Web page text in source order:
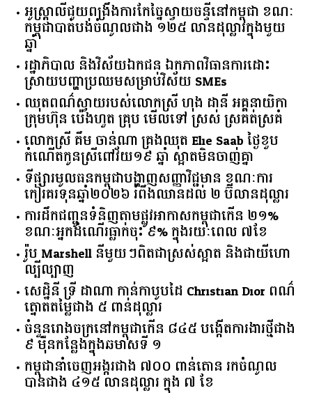
អូស្ត្រាលី​ជួយ​ពង្រឹង​ការ​កែច្នៃ​ស្វាយចន្ទី​នៅ​កម្ពុជា​ ​ខណៈ​
កម្ពុជា​បាត់បង់​ចំណូល​ជាង​ ​១២៥​ ​លាន​ដុល្លារ​ក្នុង​មួយ​
ឆ្នាំ​
រដ្ឋាភិបាល​ ​និង​វិស័យ​ឯកជន ​ឯកភាព​វិធានការ​ដោះ
ស្រាយ​បញ្ហា​ប្រឈម​​សម្រាប់​វិស័យ​ ​SMEs​
ឈុតពណ៌ស្វាយរបស់លោកស្រី ហុង ដានី អគ្គ​នាយិកា​
ក្រុមហ៊ុន ប៉េងហួត គ្រុប មើលទៅ ស្រស់ ស្រគត់ស្រគំ
លោកស្រី គឹម ចាន់ណា គ្រងឈុត Elie Saab ថ្ងៃខួប
កំណើតកូនស្រីពៅវ័យ១៩ ឆ្នាំ ស្អាតមិនចាញ់គ្នា
ទីផ្សារ​មូលធន​កម្ពុជា​បង្ហាញ​សញ្ញា​វិជ្ជមាន​ ​ខណៈ​ការ​
កៀរគរ​ទុន​ឆ្នាំ​២០២៦​ ​រំពឹង​ឈានដល់​ ​២​ ​ប៊ីលាន​ដុល្លារ​
ការដឹកជញ្ជូនទំនិញតាមផ្លូវអាកាសកម្ពុជាកើន ២១%
ខណៈអ្នកដំណើរធ្លាក់ចុះ ៩% ក្នុងរយៈពេល ៧ខែ
រ៉ូប Marshell នីមួយៗពិតជាស្រស់ស្អាត និងជាយីហោ
ល្បីល្បាញ
សេដ្ឋិនី ទ្រី ដាណា កាន់កាបូបដៃ Christian Dior ពណ៌
ត្នោតតម្លៃជាង ៥ ពាន់ដុល្លារ
ចំនួន​រោងចក្រ​នៅ​កម្ពុជា​កើន​ ​៨៤៥​ ​បង្កើត​ការងារ​ថ្មី​ជាង​
​៩​ ​ម៉ឺន​កន្លែង​ក្នុង​ឆមាស​ទី ​១​
កម្ពុជានាំចេញអង្ករជាង ៧០០ ពាន់តោន រកចំណូល
បានជាង ៤១៥ លានដុល្លារ ក្នុង ៧ ខែ